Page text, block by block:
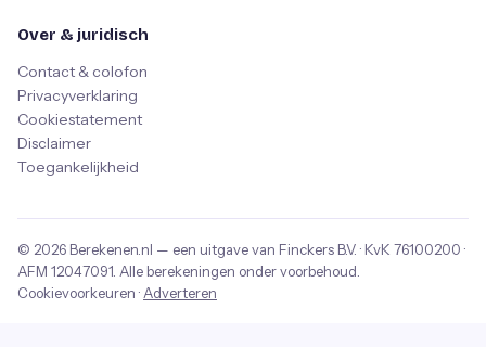
Over & juridisch
Contact & colofon
Privacyverklaring
Cookiestatement
Disclaimer
Toegankelijkheid
© 2026 Berekenen.nl — een uitgave van Finckers B.V. · KvK 76100200 ·
AFM 12047091 . Alle berekeningen onder voorbehoud.
Cookievoorkeuren · Adverteren